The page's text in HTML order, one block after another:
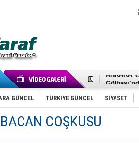
Cemal
Samet
FAİZ
GÜNCEL TÜRKİYE GÜNCEL SİYASET
COŞKUSU